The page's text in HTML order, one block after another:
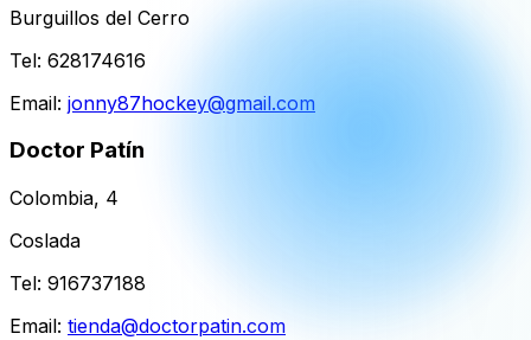
Burguillos del Cerro
Tel: 628174616
Email: jonny87hockey@gmail.com
Doctor Patín
Colombia, 4
Coslada
Tel: 916737188
Email: tienda@doctorpatin.com